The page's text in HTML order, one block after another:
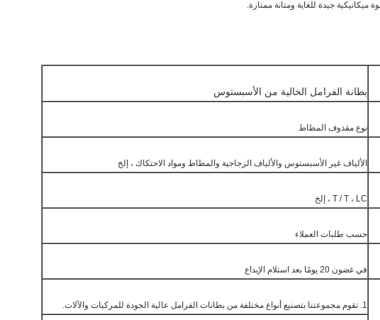
ميكانيكية جيدة للغاية ومتانة ممتازة.
بطانة الفرامل الخالية من الأسبستوس
نوع مقذوف المطاط
الألياف غير الأسبستوس والألياف الزجاجية والمطاط ومواد الاحتكاك ، إلخ
T / T ، LC ، إلخ
حسب طلبات العملاء
في غضون 20 يومًا بعد استلام الإيداع
1. تقوم مجموعتنا بتصنيع أنواع مختلفة من بطانات الفرامل عالية الجودة للمركبات والآلات.